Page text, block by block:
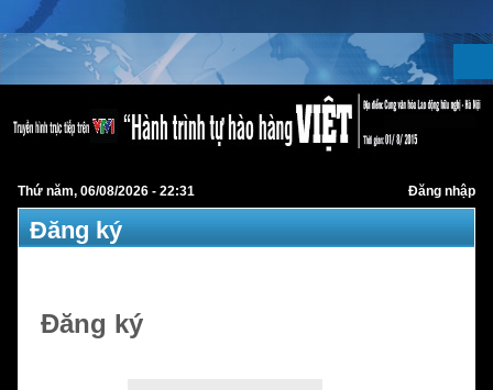
Thứ năm, 06/08/2026 - 22:31 Đăng nhập
Đăng ký
Đăng ký